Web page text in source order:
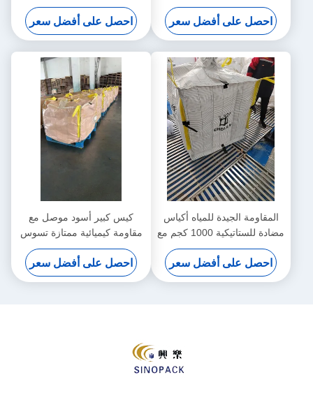
مقاومة كيميائية ممتازة ونسيج
موصل
احصل على أفضل سعر احصل على أفضل سعر
المقاومة الجيدة للمياه أكياس
مضادة للستاتيكية 1000 كجم مع
قوة الختم جيد
احصل على أفضل سعر
كيس كبير أسود موصل مع
مقاومة كيميائية ممتازة تسوس
ثابت 0.5 ثانية
احصل على أفضل سعر